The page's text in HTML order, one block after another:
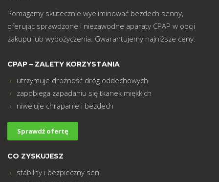
Pomagamy skutecznie wyeliminować bezdech senny,
oferując sprawdzone i niezawodne aparaty CPAP w opcji
zakupu lub wypożyczenia. Gwarantujemy najniższe ceny.
CPAP – ZALETY KORZYSTANIA
utrzymuje drożność dróg oddechowych
zapobiega zapadaniu się tkanek miękkich
niweluje chrapanie i bezdech
Sprawdź ofertę
CO ZYSKUJESZ
stabilny i bezpieczny sen